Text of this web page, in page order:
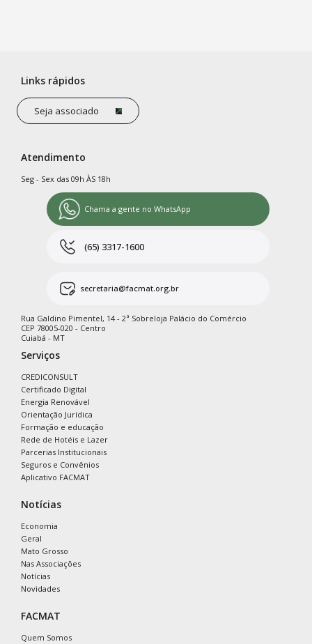
Links rápidos
Seja associado
Atendimento
Seg - Sex das 09h ÀS 18h
Chama a gente no WhatsApp
(65) 3317-1600
secretaria@facmat.org.br
Rua Galdino Pimentel, 14 - 2ª Sobreloja Palácio do Comércio
CEP 78005-020 - Centro
Cuiabá - MT
Serviços
CREDICONSULT
Certificado Digital
Energia Renovável
Orientação Jurídica
Formação e educação
Rede de Hotéis e Lazer
Parcerias Institucionais
Seguros e Convênios
Aplicativo FACMAT
Notícias
Economia
Geral
Mato Grosso
Nas Associações
Notícias
Novidades
FACMAT
Quem Somos